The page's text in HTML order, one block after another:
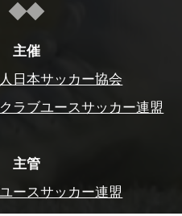
主催
日本サッカー協会
ラブユースサッカー連盟
主管
ースサッカー連盟